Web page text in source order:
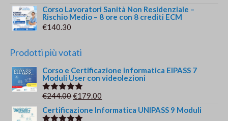
Corso Lavoratori Sanità Non Residenziale –
Rischio Medio – 8 ore con 8 crediti ECM
€140.30
Prodotti più votati
Corso e Certificazione informatica EIPASS 7
Moduli User con videolezioni
Valutato
€244.00Il
prezzo
€179.00
prezzo
Certificazione Informatica UNIPASS 9 Moduli